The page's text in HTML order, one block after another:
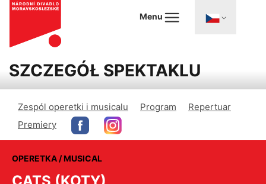
Menu
SZCZEGÓŁ SPEKTAKLU
Zespól operetki i musicalu Program
Repertuar
Premiery
OPERETKA / MUSICAL